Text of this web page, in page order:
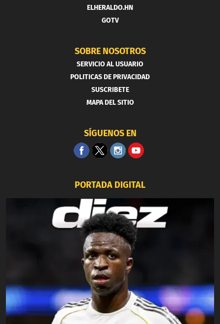
ELHERALDO.HN
GOTV
SOBRE NOSOTROS
SERVICIO AL USUARIO
POLITICAS DE PRIVACIDAD
SUSCRIBETE
MAPA DEL SITIO
SÍGUENOS EN
PORTADA DIGITAL